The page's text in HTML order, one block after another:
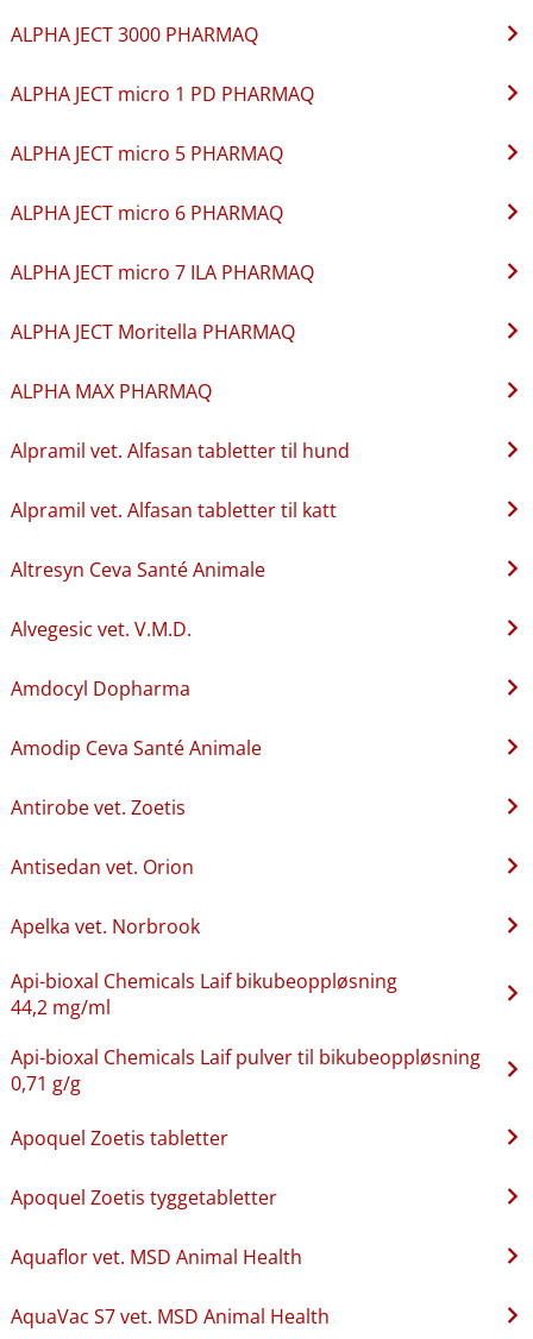
ALPHA JECT 3000 PHARMAQ
ALPHA JECT micro 1 PD PHARMAQ
ALPHA JECT micro 5 PHARMAQ
ALPHA JECT micro 6 PHARMAQ
ALPHA JECT micro 7 ILA PHARMAQ
ALPHA JECT Moritella PHARMAQ
ALPHA MAX PHARMAQ
Alpramil vet. Alfasan tabletter til hund
Alpramil vet. Alfasan tabletter til katt
Altresyn Ceva Santé Animale
Alvegesic vet. V.M.D.
Amdocyl Dopharma
Amodip Ceva Santé Animale
Antirobe vet. Zoetis
Antisedan vet. Orion
Apelka vet. Norbrook
Api-bioxal Chemicals Laif bikubeoppløsning
44,2 mg/ml
Api-bioxal Chemicals Laif pulver til bikubeoppløsning
0,71 g/g
Apoquel Zoetis tabletter
Apoquel Zoetis tyggetabletter
Aquaflor vet. MSD Animal Health
AquaVac S7 vet. MSD Animal Health